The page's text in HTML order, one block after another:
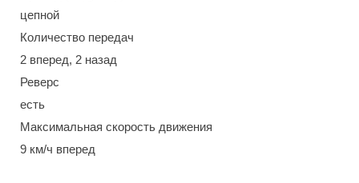
цепной
Количество передач
2 вперед, 2 назад
Реверс
есть
Максимальная скорость движения
9 км/ч вперед